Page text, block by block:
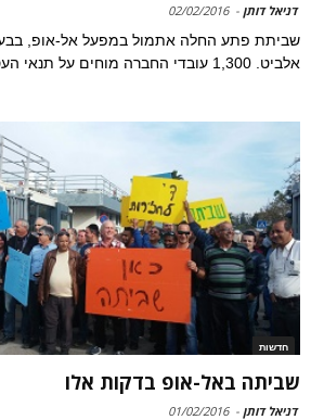
דניאל דותן -
02/02/2016
שביתת פתע החלה אתמול במפעל אל-אופ,
אלביט. 1,300 עובדי החברה מוחים על תנאי העסקתם.
חדשות
שביתה באל-אופ בדקות אלו
דניאל דותן -
01/02/2016